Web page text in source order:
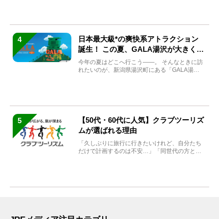
4
日本最大級*の爽快系アトラクション
誕生！ この夏、GALA湯沢が大きく生
まれ変わる
今年の夏はどこへ行こう――。 そんなときに訪
れたいのが、新潟県湯沢町にある「GALA湯
5
【50代・60代に人気】クラブツーリズ
ムが選ばれる理由
「久しぶりに旅行に行きたいけれど、自分たち
だけで計画するのは不安…」「同世代の方と気